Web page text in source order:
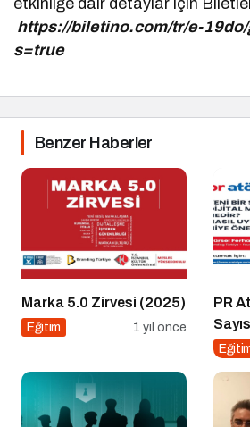
etkinliğe dair detaylar için
https://biletino.com/tr/e-
s=true
Benzer Haberler
Marka 5.0 Zirvesi (2025)
Eğitim 1 yıl önce
PR